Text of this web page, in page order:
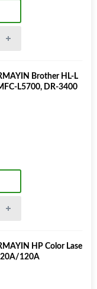
Brother HL-L
L5700, DR-3400
HP Color Lase
120A